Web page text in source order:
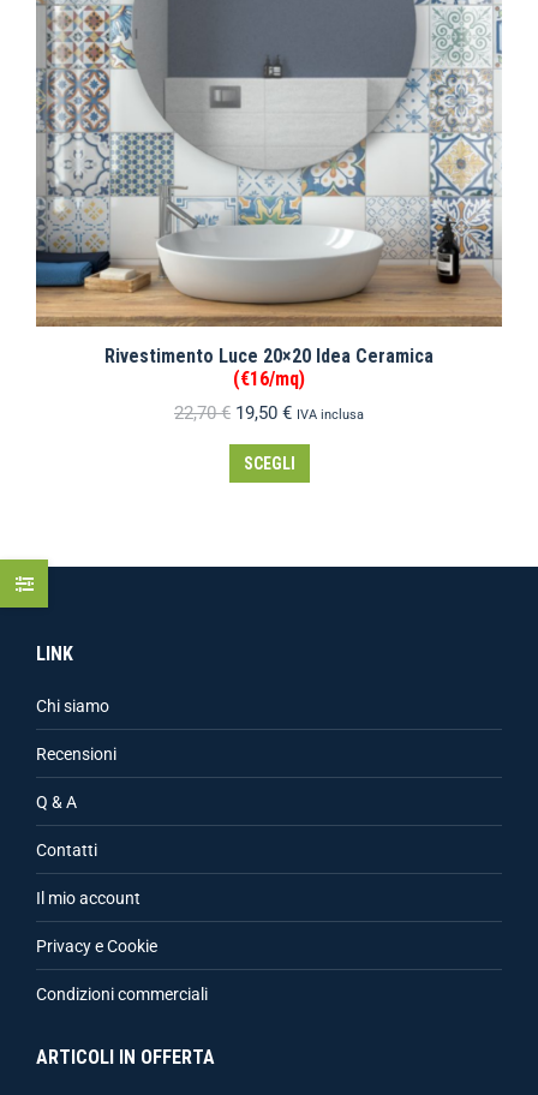
Rivestimento Luce 20×20 Idea Ceramica
(€16/mq)
22,70€ 19,50 € IVA inclusa
SCEGLI
LINK
Chi siamo
Recensioni
Q & A
Contatti
Il mio account
Privacy e Cookie
Condizioni commerciali
ARTICOLI IN OFFERTA